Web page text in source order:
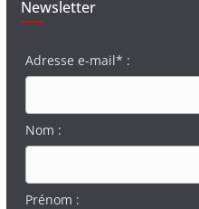
Newsletter
Adresse e-mail* :
Nom :
Prénom :